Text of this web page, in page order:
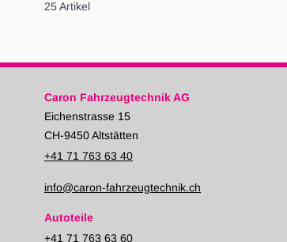
25Artikel
Caron Fahrzeugtechnik AG
Eichenstrasse 15
CH-9450 Altstätten
+41 71 763 63 40
info@caron-fahrzeugtechnik.ch
Autoteile
+41 71 763 63 60